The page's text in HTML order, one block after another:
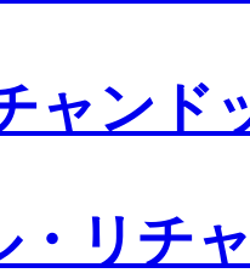
ャンド
・リチ